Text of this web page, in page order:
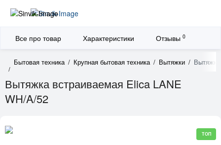
Бытовая техника Крупная бытовая техника Вытяжки
Вытяжка встраиваемая Elica LANE
WH/A/52
Все про товар Характеристики Отзывы 0
ТОП